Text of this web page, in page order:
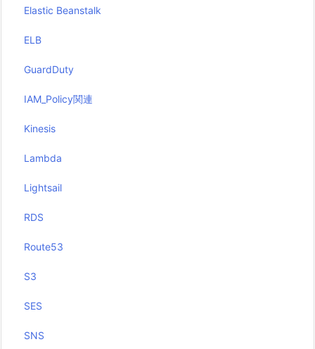
Elastic Beanstalk
ELB
GuardDuty
IAM_Policy関連
Kinesis
Lambda
Lightsail
RDS
Route53
S3
SES
SNS